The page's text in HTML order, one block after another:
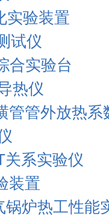
实验装置
试仪
合实验台
热仪
管管外放热系
关系实验仪
装置
锅炉热工性能